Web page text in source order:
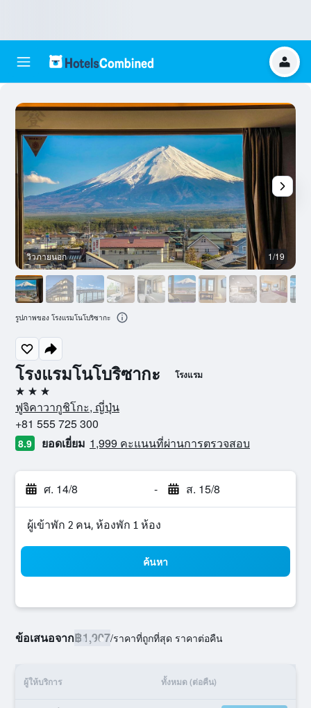
โรงแรมโนโบริซากะ โรงแรม
3 ดาว
ฟูจิคาวากูชิโกะ, ญี่ปุ่น
+81 555 725 300
8.9 ยอดเยี่ยม 1,999 คะแนนที่ผ่านการตรวจสอบ
ศ. 14/8 - ส. 15/8
ผู้เข้าพัก 2 คน, ห้องพัก 1 ห้อง
ค้นหา
ข้อเสนอจาก฿1,907/ราคาที่ถูกที่สุด ราคาต่อคืน
ผู้ให้บริการ ทั้งหมด (ต่อคืน)
วิวภายนอก 1/19
รูปภาพของ โรงแรมโนโบริซากะ